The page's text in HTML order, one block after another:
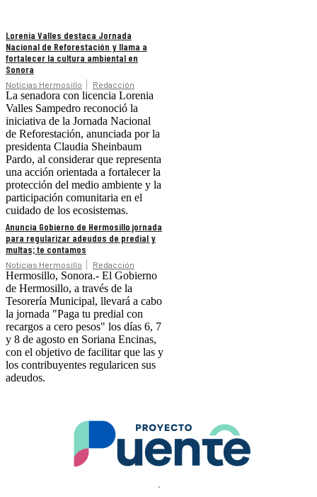
Lorenia Valles destaca Jornada
Nacional de Reforestación y llama a
fortalecer la cultura ambiental en
Sonora
Noticias Hermosillo Redacción
La senadora con licencia Lorenia
Valles Sampedro reconoció la
iniciativa de la Jornada Nacional
de Reforestación, anunciada por la
presidenta Claudia Sheinbaum
Pardo, al considerar que representa
una acción orientada a fortalecer la
protección del medio ambiente y la
participación comunitaria en el
cuidado de los ecosistemas.
Anuncia Gobierno de Hermosillo jornada
para regularizar adeudos de predial y
multas; te contamos
Noticias Hermosillo Redacción
Hermosillo, Sonora.- El Gobierno
de Hermosillo, a través de la
Tesorería Municipal, llevará a cabo
la jornada "Paga tu predial con
recargos a cero pesos" los días 6, 7
y 8 de agosto en Soriana Encinas,
con el objetivo de facilitar que las y
los contribuyentes regularicen sus
adeudos.
.